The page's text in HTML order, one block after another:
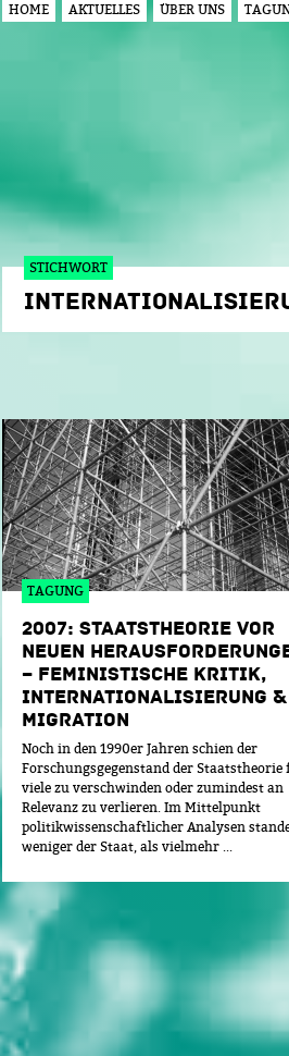
HOME AKTUELLES ÜBER UNS
STICHWORT
TAGUNG
2007: STAATSTHEORIE VOR
NEUEN
– FEMINISTISCHE KRITIK,
INTERNATIONALISIERUNG &
MIGRATION
Noch in den 1990er Jahren schien der
Forschungsgegenstand der Staatstheorie
viele zu verschwinden oder zumindest an
Relevanz zu verlieren. Im Mittelpunkt
politikwissenschaftlicher Analysen
weniger der Staat, als vielmehr ...